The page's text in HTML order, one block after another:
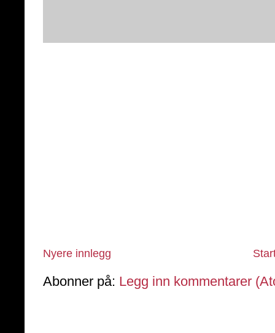
Nyere innlegg
Abonner på: Legg inn kommentarer